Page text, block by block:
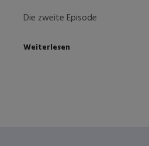
Die zweite Episode
Weiterlesen